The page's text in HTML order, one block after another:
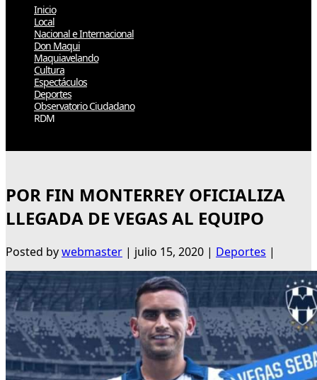
Inicio
Local
Nacional e Internacional
Don Maqui
Maquiavelando
Cultura
Espectáculos
Deportes
Observatorio Ciudadano
RDM
POR FIN MONTERREY OFICIALIZA
LLEGADA DE VEGAS AL EQUIPO
Posted bywebmaster | julio 15, 2020 | Deportes |